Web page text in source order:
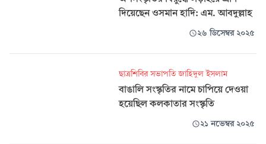
দিয়েছেন ওসমান হাদি: এম. আবদুল্লাহ
২৬ ডিসেম্বর ২০২৫
ছাত্রশিবির সভাপতি জাহিদুল ইসলাম
বাঙালি সংস্কৃতির নামে চাপিয়ে দেওয়া
হয়েছিল কলকাতার সংস্কৃতি
২১ নভেম্বর ২০২৫